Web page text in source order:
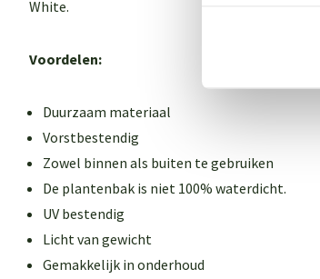
White.
Voordelen:
Duurzaam materiaal
Vorstbestendig
Zowel binnen als buiten te gebruiken
De plantenbak is niet 100% waterdicht.
UV bestendig
Licht van gewicht
Gemakkelijk in onderhoud